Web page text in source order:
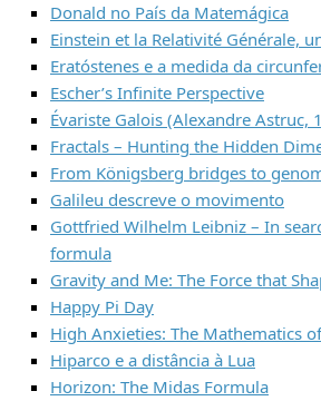
Donald no País da Matemágica
Einstein et la Relativité Générale,
Eratóstenes e a medida da
Escher’s Infinite Perspective
Évariste Galois (Alexandre Astruc,
Fractals – Hunting the Hidden
From Königsberg bridges to
Galileu descreve o movimento
Gottfried Wilhelm Leibniz – In
formula
Gravity and Me: The Force that
Happy Pi Day
High Anxieties: The Mathematics
Hiparco e a distância à Lua
Horizon: The Midas Formula